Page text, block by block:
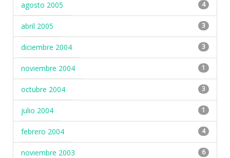
agosto 2005 4
abril 2005 3
diciembre 2004 3
noviembre 2004 1
octubre 2004 3
julio 2004 1
febrero 2004 4
noviembre 2003 6